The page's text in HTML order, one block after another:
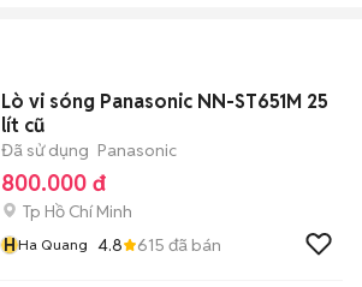
Lò vi sóng Panasonic NN-ST651M 25
lít cũ
Đã sử dụng Panasonic
800.000 đ
Tp Hồ Chí Minh
HHa Quang 4.8 615 đã bán